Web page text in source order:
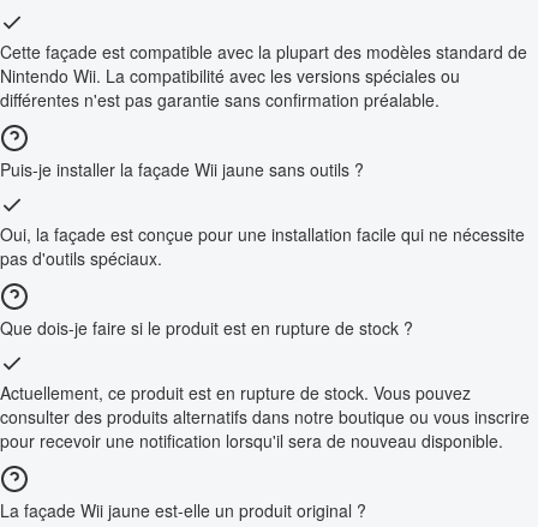
Cette façade est compatible avec la plupart des modèles standard de
Nintendo Wii. La compatibilité avec les versions spéciales ou
différentes n'est pas garantie sans confirmation préalable.
Puis-je installer la façade Wii jaune sans outils ?
Oui, la façade est conçue pour une installation facile qui ne nécessite
pas d'outils spéciaux.
Que dois-je faire si le produit est en rupture de stock ?
Actuellement, ce produit est en rupture de stock. Vous pouvez
consulter des produits alternatifs dans notre boutique ou vous inscrire
pour recevoir une notification lorsqu'il sera de nouveau disponible.
La façade Wii jaune est-elle un produit original ?